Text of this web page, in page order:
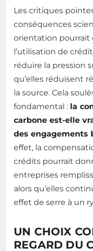
Les critiques
conséquences
orientation
l’utilisation de
réduire la pression
qu’elles réduisent
la source. Cela
fondamental : la
carbone est-elle
des engagements
effet, la
crédits pourrait
entreprises
alors qu’elles
effet de serre à un
UN CHOIX
REGARD DU